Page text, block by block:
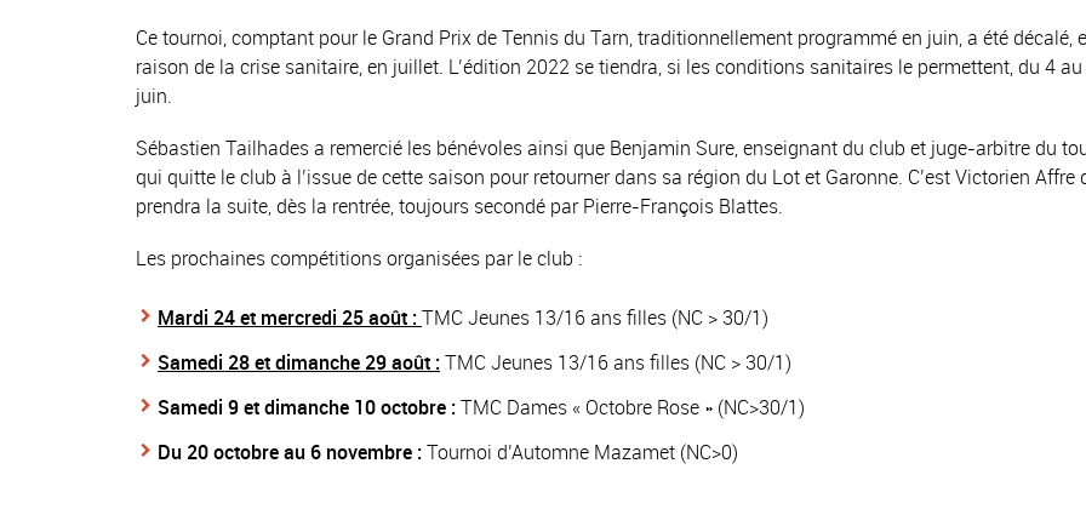
Ce tournoi, comptant pour le Grand Prix de Tennis du Tarn, traditionnellement programmé en juin, a été décalé,
raison de la crise sanitaire, en juillet. L’édition 2022 se tiendra, si les conditions sanitaires le permettent, du 4
juin.
Sébastien Tailhades a remercié les bénévoles ainsi que Benjamin Sure, enseignant du club et juge-arbitre du
qui quitte le club à l’issue de cette saison pour retourner dans sa région du Lot et Garonne. C’est Victorien Affre
prendra la suite, dès la rentrée, toujours secondé par Pierre-François Blattes.
Les prochaines compétitions organisées par le club :
Mardi 24 et mercredi 25 août :TMC Jeunes 13/16 ans filles (NC > 30/1)
Samedi 28 et dimanche 29 août :TMC Jeunes 13/16 ans filles (NC > 30/1)
Samedi 9 et dimanche 10 octobre :TMC Dames « Octobre Rose » (NC>30/1)
Du 20 octobre au 6 novembre :Tournoi d’Automne Mazamet (NC>0)